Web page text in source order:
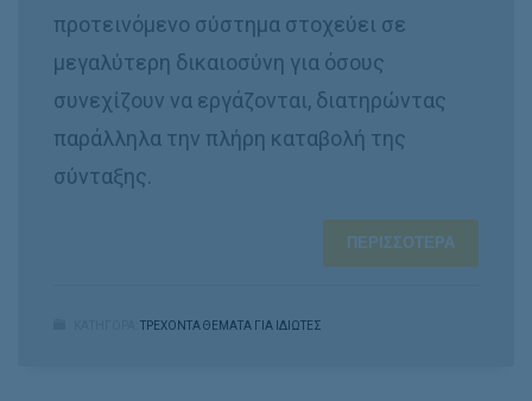
προτεινόμενο σύστημα στοχεύει σε
μεγαλύτερη δικαιοσύνη για όσους
συνεχίζουν να εργάζονται, διατηρώντας
παράλληλα την πλήρη καταβολή της
σύνταξης.
ΠΕΡΙΣΣΌΤΕΡΑ
ΤΡΕΧΟΝΤΑ ΘΕΜΑΤΑ ΓΙΑ ΙΔΙΩΤΕΣ